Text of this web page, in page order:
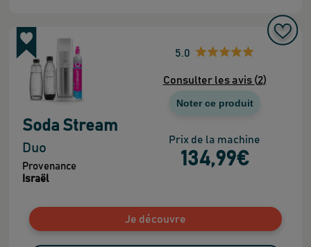
5.0
Consulter les avis (2)
Noter ce produit
Prix de la machine
134,99€
Soda Stream
Duo
Provenance
Israël
Je découvre